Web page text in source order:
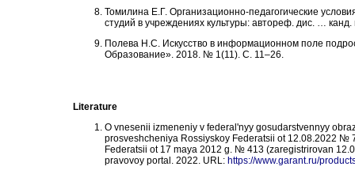
Томилина Е.Г. Организационно-педагогические
студий в учреждениях культуры: автореф. дис. …
Полева Н.С. Искусство в информационном поле
Образование». 2018. № 1(11). С. 11–26.
Literature
O vnesenii izmeneniy v federal'nyy gosudarstvennyy
prosveshcheniya Rossiyskoy Federatsii ot 12.08.2022 №
Federatsii ot 17 maya 2012 g. № 413 (zaregistrirovan
pravovoy portal. 2022. URL: https://www.garant.ru/